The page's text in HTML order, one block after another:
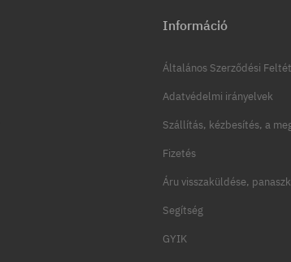
Információ
Általános Szerződési
Adatvédelmi irányelvek
Szállítás, kézbesítés, a
Fizetés
Áru visszaküldése,
Segítség
GYIK